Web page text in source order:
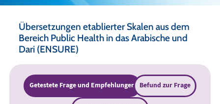
Übersetzungen etablierter Skalen aus dem
Bereich Public Health in das Arabische und
Dari (ENSURE)
Getestete Frage und Empfehlungen Befund zur Frage